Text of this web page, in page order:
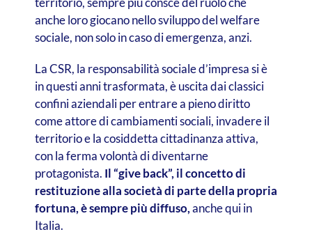
anche loro giocano nello sviluppo del welfare
sociale, non solo in caso di emergenza, anzi.
La CSR, la responsabilità sociale d’impresa si è
in questi anni trasformata, è uscita dai classici
confini aziendali per entrare a pieno diritto
come attore di cambiamenti sociali, invadere il
territorio e la cosiddetta cittadinanza attiva,
con la ferma volontà di diventarne
protagonista. Il “give back”, il concetto di
restituzione alla società di parte della propria
fortuna, è sempre più diffuso,anche qui in
Italia.